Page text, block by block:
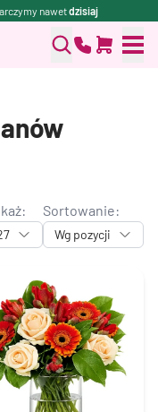
nawetdzisiaj
Sortowanie:
Wg pozycji